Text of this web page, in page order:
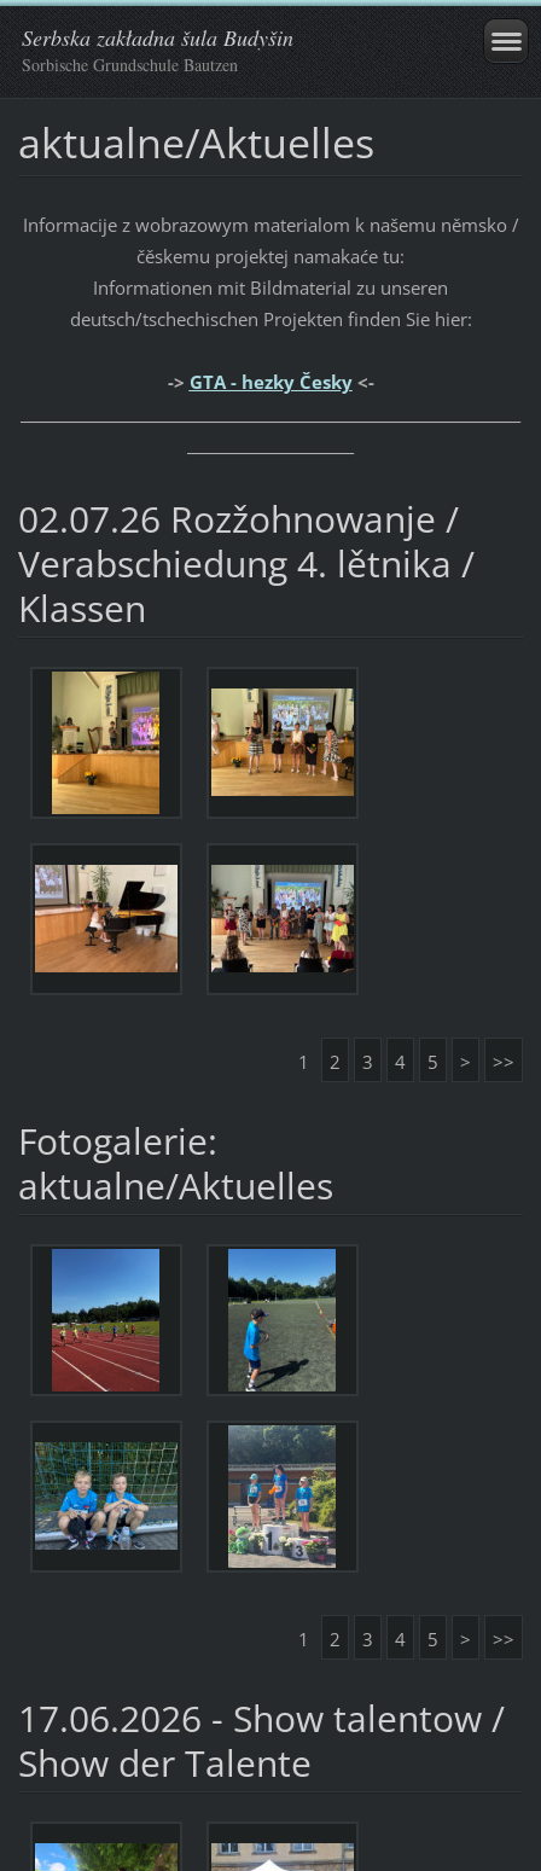
Serbska zakładna šula Budyšin
Sorbische Grundschule Bautzen
aktualne/Aktuelles
Informacije z wobrazowym materialom k našemu němsko /
čěskemu projektej namakaće tu:
Informationen mit Bildmaterial zu unseren
deutsch/tschechischen Projekten finden Sie hier:
-> GTA - hezky Česky <-
02.07.26 Rozžohnowanje /
Verabschiedung 4. lětnika /
Klassen
1 2 3 4 5 > >>
Fotogalerie:
aktualne/Aktuelles
1 2 3 4 5 > >>
17.06.2026 - Show talentow /
Show der Talente